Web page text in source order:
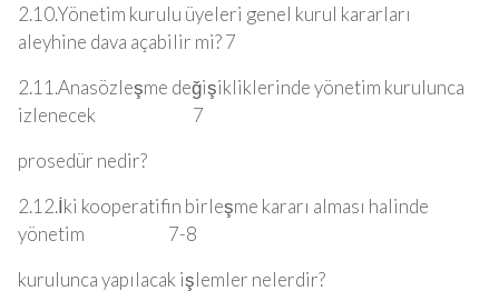
2.10.Yönetim kurulu üyeleri genel kurul kararları
aleyhine dava açabilir mi? 7
2.11.Anasözleşme değişikliklerinde yönetim kurulunca
izlenecek 7
prosedür nedir?
2.12.İki kooperatifin birleşme kararı alması halinde
yönetim 7-8
kurulunca yapılacak işlemler nelerdir?